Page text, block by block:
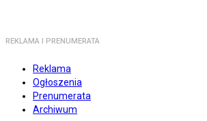
REKLAMA I PRENUMERATA
Reklama
Ogłoszenia
Prenumerata
Archiwum